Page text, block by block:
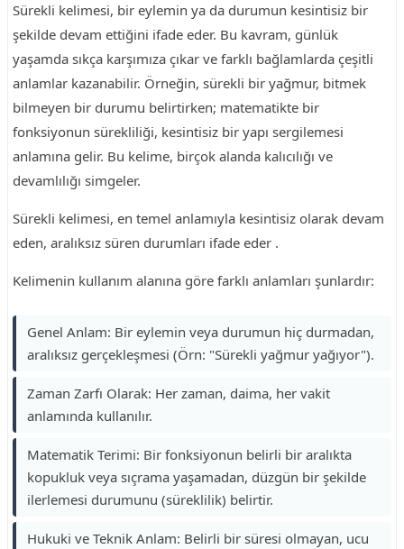
Sürekli kelimesi, bir eylemin ya da durumun kesintisiz bir
şekilde devam ettiğini ifade eder. Bu kavram, günlük
yaşamda sıkça karşımıza çıkar ve farklı bağlamlarda çeşitli
anlamlar kazanabilir. Örneğin, sürekli bir yağmur, bitmek
bilmeyen bir durumu belirtirken; matematikte bir
fonksiyonun sürekliliği, kesintisiz bir yapı sergilemesi
anlamına gelir. Bu kelime, birçok alanda kalıcılığı ve
devamlılığı simgeler.
Sürekli kelimesi, en temel anlamıyla kesintisiz olarak devam
eden, aralıksız süren durumları ifade eder .
Kelimenin kullanım alanına göre farklı anlamları şunlardır:
Genel Anlam: Bir eylemin veya durumun hiç durmadan,
aralıksız gerçekleşmesi (Örn: "Sürekli yağmur yağıyor").
Zaman Zarfı Olarak: Her zaman, daima, her vakit
anlamında kullanılır.
Matematik Terimi: Bir fonksiyonun belirli bir aralıkta
kopukluk veya sıçrama yaşamadan, düzgün bir şekilde
ilerlemesi durumunu (süreklilik) belirtir.
Hukuki ve Teknik Anlam: Belirli bir süresi olmayan, ucu